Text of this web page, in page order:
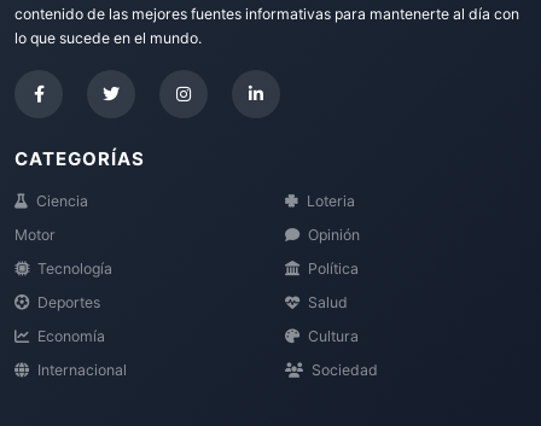
contenido de las mejores fuentes informativas para mantenerte al día con
lo que sucede en el mundo.
CATEGORÍAS
Ciencia
Motor
Tecnología
Deportes
Economía
Internacional
Loteria
Opinión
Política
Salud
Cultura
Sociedad